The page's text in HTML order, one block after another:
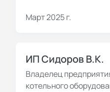
Март 2025 г.
ИП Сидоров В.К.
Владелец
котельного